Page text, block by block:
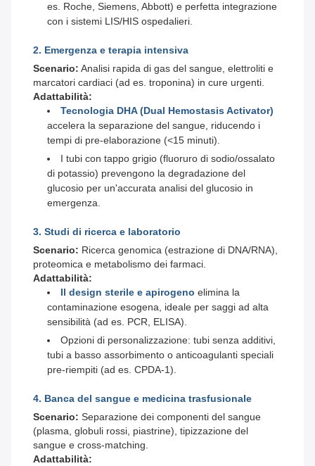
es. Roche, Siemens, Abbott) e perfetta integrazione
con i sistemi LIS/HIS ospedalieri.
2. Emergenza e terapia intensiva
Scenario: Analisi rapida di gas del sangue, elettroliti e
marcatori cardiaci (ad es. troponina) in cure urgenti.
Adattabilità:
Tecnologia DHA (Dual Hemostasis Activator)
accelera la separazione del sangue, riducendo i
tempi di pre-elaborazione (<15 minuti).
I tubi con tappo grigio (fluoruro di sodio/ossalato
di potassio) prevengono la degradazione del
glucosio per un'accurata analisi del glucosio in
emergenza.
3. Studi di ricerca e laboratorio
Scenario: Ricerca genomica (estrazione di DNA/RNA),
proteomica e metabolismo dei farmaci.
Adattabilità:
Il design sterile e apirogeno elimina la
contaminazione esogena, ideale per saggi ad alta
sensibilità (ad es. PCR, ELISA).
Opzioni di personalizzazione: tubi senza additivi,
tubi a basso assorbimento o anticoagulanti speciali
pre-riempiti (ad es. CPDA-1).
4. Banca del sangue e medicina trasfusionale
Scenario: Separazione dei componenti del sangue
(plasma, globuli rossi, piastrine), tipizzazione del
sangue e cross-matching.
Adattabilità: